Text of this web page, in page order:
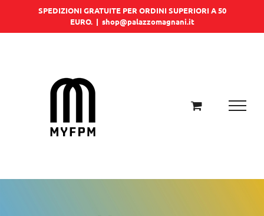
SPEDIZIONI GRATUITE PER ORDINI SUPERIORI A 50
EURO. | shop@palazzomagnani.it